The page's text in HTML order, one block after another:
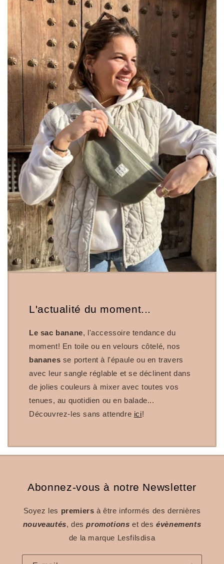
L'actualité du moment...
Le sac banane, l'accessoire tendance du
moment! En toile ou en velours côtelé, nos
bananes se portent à l'épaule ou en travers
avec leur sangle réglable et se déclinent dans
de jolies couleurs à mixer avec toutes vos
tenues, au quotidien ou en balade...
Découvrez-les sans attendre ici!
Abonnez-vous à notre Newsletter
Soyez les premiers à être informés des dernières
nouveautés, despromotions et desévènements
de la marque Lesfilsdisa